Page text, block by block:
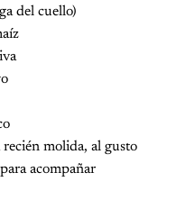
del cuello)
molida, al gusto
acompañar